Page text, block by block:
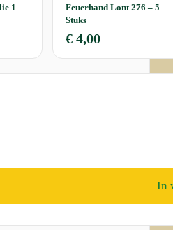
1
Feuerhand Lont 276 – 5
Stuks
€ 4,00
In